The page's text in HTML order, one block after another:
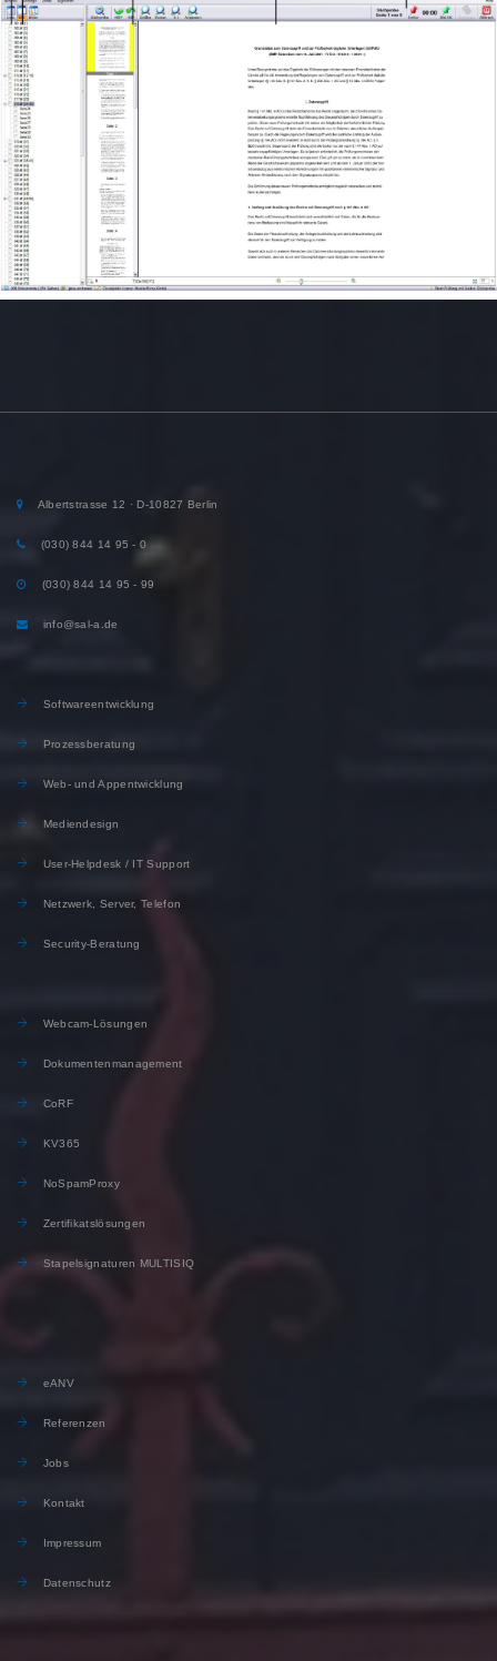
Albertstrasse 12 · D-10827 Berlin
(030) 844 14 95 - 0
(030) 844 14 95 - 99
info@sal-a.de
Softwareentwicklung
Prozessberatung
Web- und Appentwicklung
Mediendesign
User-Helpdesk / IT Support
Netzwerk, Server, Telefon
Security-Beratung
Webcam-Lösungen
Dokumentenmanagement
CoRF
KV365
NoSpamProxy
Zertifikatslösungen
Stapelsignaturen MULTISIQ
eANV
Referenzen
Jobs
Kontakt
Impressum
Datenschutz